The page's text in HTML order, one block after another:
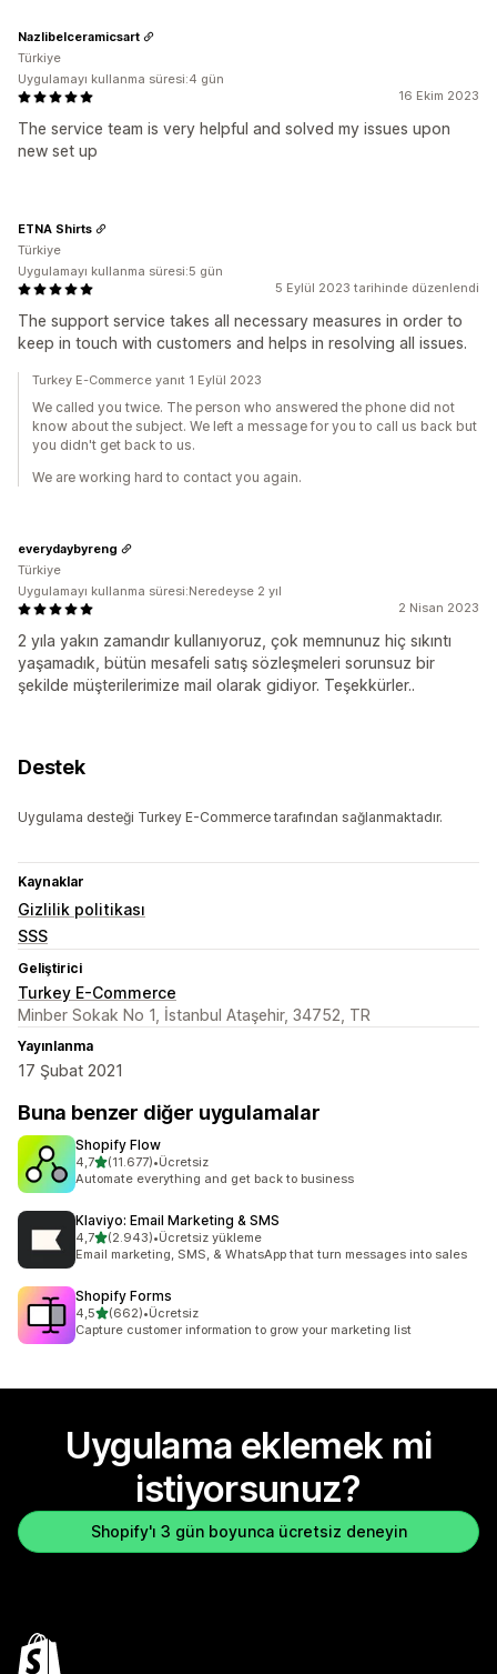
16 Ekim 2023
The service team is very helpful and solved my issues upon
new set up
Nazlibelceramicsart
Türkiye
Uygulamayı kullanma süresi:4 gün
5 Eylül 2023 tarihinde düzenlendi
The support service takes all necessary measures in order to
keep in touch with customers and helps in resolving all issues.
ETNA Shirts
Türkiye
Uygulamayı kullanma süresi:5 gün
Turkey E-Commerce yanıt 1 Eylül 2023
We called you twice. The person who answered the phone did not
know about the subject. We left a message for you to call us back but
you didn't get back to us.
We are working hard to contact you again.
2 Nisan 2023
2 yıla yakın zamandır kullanıyoruz, çok memnunuz hiç sıkıntı
yaşamadık, bütün mesafeli satış sözleşmeleri sorunsuz bir
şekilde müşterilerimize mail olarak gidiyor. Teşekkürler..
everydaybyreng
Türkiye
Uygulamayı kullanma süresi:Neredeyse 2 yıl
Destek
Uygulama desteği Turkey E-Commerce tarafından sağlanmaktadır.
Kaynaklar
Gizlilik politikası
SSS
Geliştirici
Turkey E-Commerce
Minber Sokak No 1, İstanbul Ataşehir, 34752, TR
Yayınlanma
17 Şubat 2021
Buna benzer diğer uygulamalar
Shopify Flow
4,75 yıldız üzerinden
(11.677)
toplam 11677 değerlendirme
•Ücretsiz
Automate everything and get back to business
Klaviyo: Email Marketing & SMS
4,75 yıldız üzerinden
(2.943)
toplam 2943 değerlendirme
•Ücretsiz yükleme
Email marketing, SMS, & WhatsApp that turn messages into sales
Shopify Forms
4,55 yıldız üzerinden
(662)
toplam 662 değerlendirme
•Ücretsiz
Capture customer information to grow your marketing list
Uygulama eklemek mi
istiyorsunuz?
Shopify'ı 3 gün boyunca ücretsiz deneyin